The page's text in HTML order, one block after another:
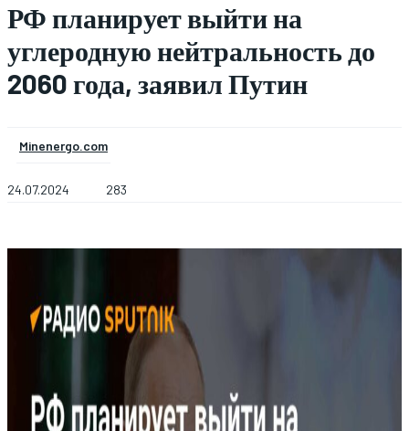
РФ планирует выйти на
углеродную нейтральность до
2060 года, заявил Путин
Minenergo.com
24.07.2024 283